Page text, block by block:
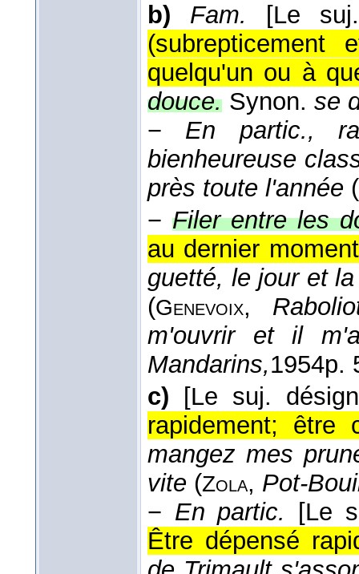
b)
Fam.
[Le
(subrepticement
quelqu'un ou à
douce. Synon. se
− En partic.,
bienheureuse
près toute l'année (
− Filer entre les
au dernier
guetté, le jour et
(Genevoix,
m'ouvrir et il
Mandarins,1954p.
c)
[Le suj.
rapidement; être
mangez mes
vite (Zola, Pot-
− En partic.
[Le
Être dépensé